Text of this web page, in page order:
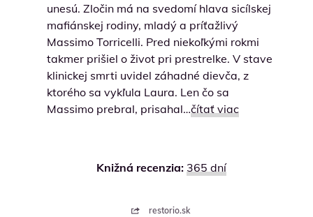
unesú. Zločin má na svedomí hlava sicílskej
mafiánskej rodiny, mladý a príťažlivý
Massimo Torricelli. Pred niekoľkými rokmi
takmer prišiel o život pri prestrelke. V stave
klinickej smrti uvidel záhadné dievča, z
ktorého sa vykľula Laura. Len čo sa
Massimo prebral, prisahal…čítať viac
Knižná recenzia: 365 dní
restorio.sk